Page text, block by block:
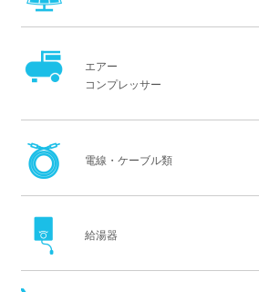
エアー
コンプレッサー
電線・ケーブル類
給湯器